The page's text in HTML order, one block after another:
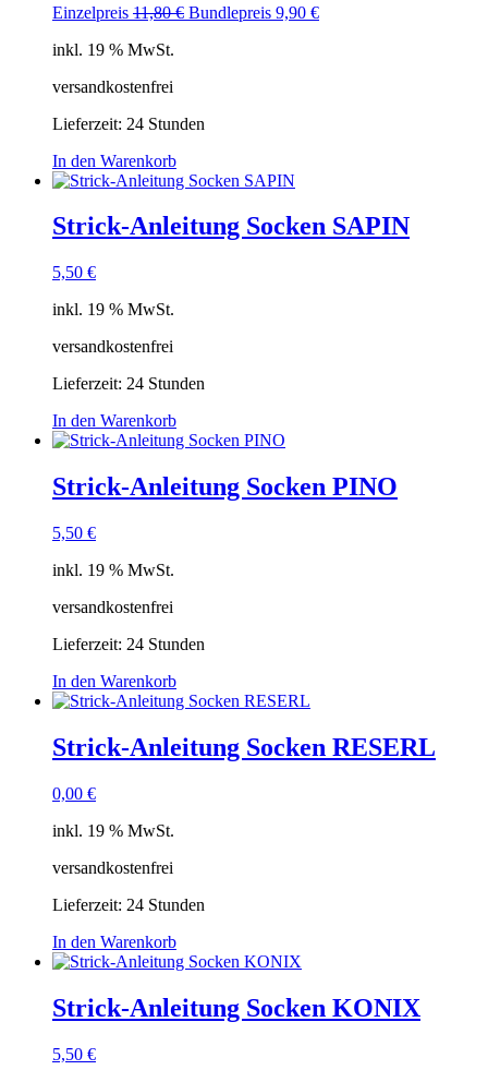
Einzelpreis 11,80€ Ursprünglicher
Bundlepreis 9,90 €Aktueller
inkl. 19 % MwSt.
versandkostenfrei
Lieferzeit: 24 Stunden
In den Warenkorb
Strick-Anleitung Socken SAPIN
5,50 €
inkl. 19 % MwSt.
versandkostenfrei
Lieferzeit: 24 Stunden
In den Warenkorb
Strick-Anleitung Socken PINO
5,50 €
inkl. 19 % MwSt.
versandkostenfrei
Lieferzeit: 24 Stunden
In den Warenkorb
Strick-Anleitung Socken RESERL
0,00 €
inkl. 19 % MwSt.
versandkostenfrei
Lieferzeit: 24 Stunden
In den Warenkorb
Strick-Anleitung Socken KONIX
5,50 €